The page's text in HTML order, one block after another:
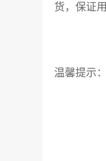
货，保证
温馨提示